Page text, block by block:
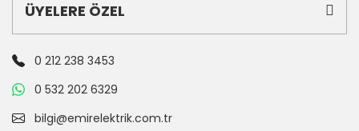
ÜYELERE ÖZEL
0 212 238 3453
0 532 202 6329
bilgi@emirelektrik.com.tr